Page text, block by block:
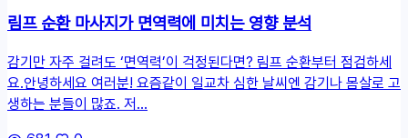
림프 순환 마사지가 면역력에 미치는 영향 분석
감기만 자주 걸려도 ‘면역력’이 걱정된다면? 림프 순환부터 점검하세
요.안녕하세요 여러분! 요즘같이 일교차 심한 날씨엔 감기나 몸살로 고
생하는 분들이 많죠. 저...